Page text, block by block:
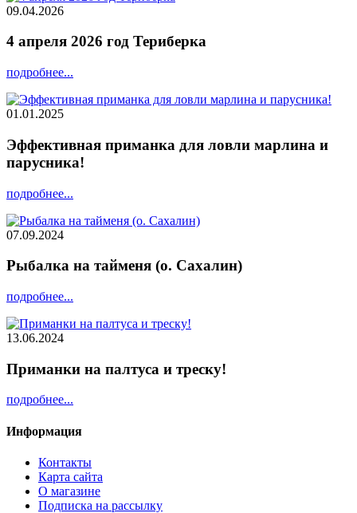
09.04.2026
4 апреля 2026 год Териберка
подробнее...
01.01.2025
Эффективная приманка для ловли марлина и
парусника!
подробнее...
07.09.2024
Рыбалка на тайменя (о. Сахалин)
подробнее...
13.06.2024
Приманки на палтуса и треску!
подробнее...
Информация
Контакты
Карта сайта
О магазине
Подписка на рассылку